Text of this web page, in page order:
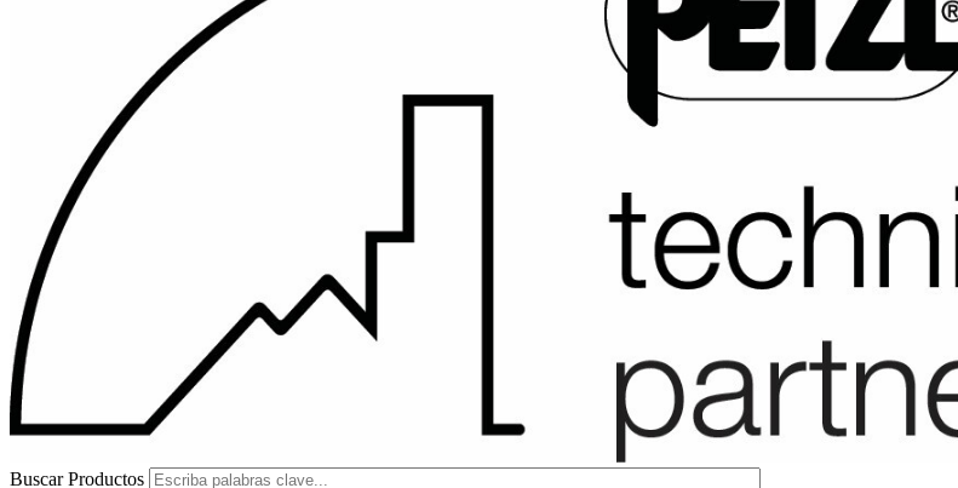
Buscar Productos